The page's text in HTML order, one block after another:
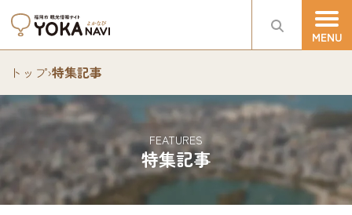
トップ›特集記事
特集記事
FEATURES